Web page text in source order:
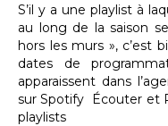
S’il y a une playlist à
au long de la saison
hors les murs », c’est
dates de
apparaissent dans
sur Spotify Écouter et
playlists